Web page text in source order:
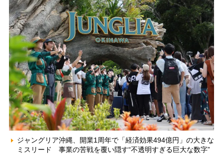
ジャングリア沖縄、開業1周年で「経済効果494億円」の大きな
ミスリード 事業の苦戦を覆い隠す“不透明すぎる巨大な数字”